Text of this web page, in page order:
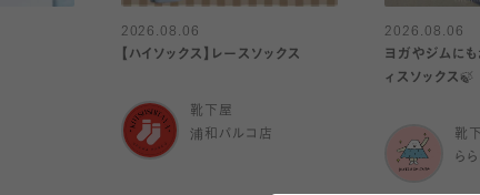
2026.08.06
【ハイソックス】レースソックス
靴下屋
浦和パルコ店
2026.08.06
ヨガやジムにも
ィスソックス🍃
靴
ら